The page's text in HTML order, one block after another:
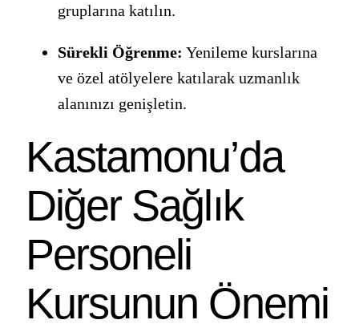
gruplarına katılın.
Sürekli Öğrenme: Yenileme kurslarına
ve özel atölyelere katılarak uzmanlık
alanınızı genişletin.
Kastamonu’da
Diğer Sağlık
Personeli
Kursunun Önemi